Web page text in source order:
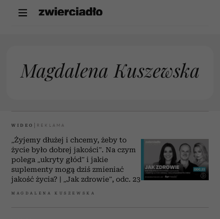
Magdalena Kuszewska
WIDEO
„Żyjemy dłużej i chcemy, żeby to
życie było dobrej jakości”. Na czym
polega „ukryty głód” i jakie
suplementy mogą dziś zmieniać
jakość życia? | „Jak zdrowie”, odc. 23
MAGDALENA KUSZEWSKA